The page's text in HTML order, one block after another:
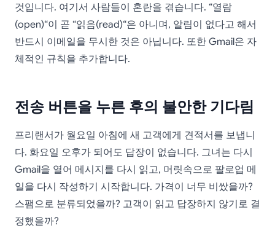
것입니다. 여기서 사람들이 혼란을 겪습니다. “열람
(open)“이 곧 “읽음(read)“은 아니며, 알림이 없다고 해서
반드시 이메일을 무시한 것은 아닙니다. 또한 Gmail은 자
체적인 규칙을 추가합니다.
전송 버튼을 누른 후의 불안한 기다림
프리랜서가 월요일 아침에 새 고객에게 견적서를 보냅니
다. 화요일 오후가 되어도 답장이 없습니다. 그녀는 다시
Gmail을 열어 메시지를 다시 읽고, 머릿속으로 팔로업 메
일을 다시 작성하기 시작합니다. 가격이 너무 비쌌을까?
스팸으로 분류되었을까? 고객이 읽고 답장하지 않기로 결
정했을까?